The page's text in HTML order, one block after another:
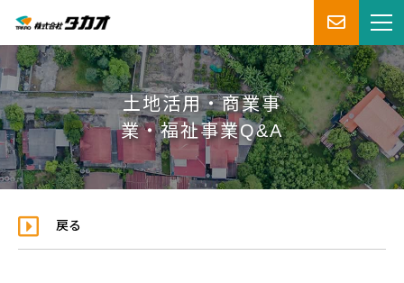
土地活用・商業事
業・福祉事業Q&A
戻る